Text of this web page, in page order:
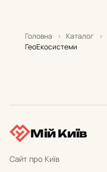
Головна › Каталог ›
ГеоЕкосистеми
Мій Київ
Сайт про Київ